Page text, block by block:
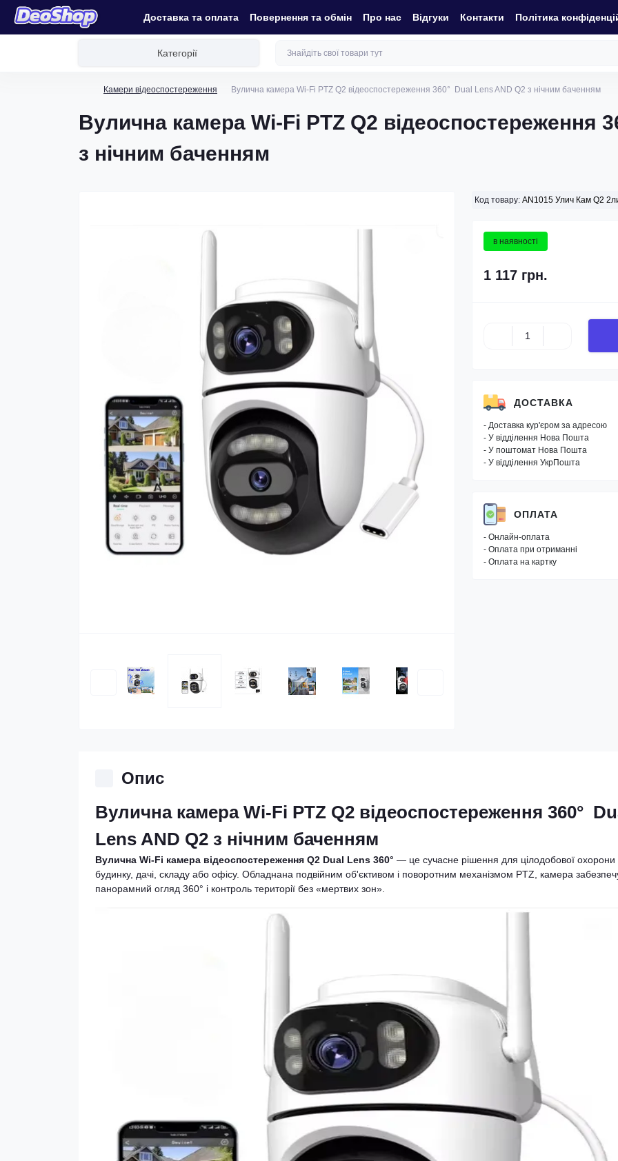
Доставка та оплата Повернення та обмін Про нас Відгуки Контакти Політика
Категорії
Камери відеоспостереження Вулична камера Wi-Fi PTZ Q2 відеоспостереження 360° Dual Lens AND Q2 з нічним баченням
Вулична камера Wi-Fi PTZ Q2 відеоспостереження
з нічним баченням
Код товару: AN1015 Улич Кам Q2
в наявності
1 117 грн.
ДОСТАВКА
- Доставка кур'єром за адресою
- У відділення Нова Пошта
- У поштомат Нова Пошта
- У відділення УкрПошта
ОПЛАТА
- Онлайн-оплата
- Оплата при отриманні
- Оплата на картку
Опис
Вулична камера Wi-Fi PTZ Q2 відеоспостереження 360°
Lens AND Q2 з нічним баченням
Вулична Wi-Fi камера відеоспостереження Q2 Dual Lens 360° — це сучасне рішення для цілодобової охорони
будинку, дачі, складу або офісу. Обладнана подвійним об'єктивом і поворотним механізмом PTZ, камера
панорамний огляд 360° і контроль території без «мертвих зон».